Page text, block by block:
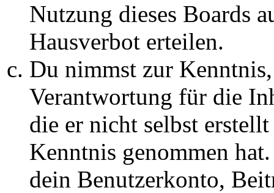
Nutzung dieses Boards
Hausverbot erteilen.
Du nimmst zur
Verantwortung für die
die er nicht selbst
Kenntnis genommen
dein Benutzerkonto,